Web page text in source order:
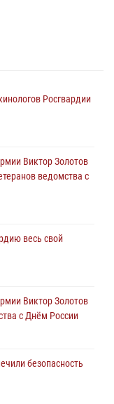
Росгвардии
Виктор Золотов
ведомства с
весь свой
Виктор Золотов
с Днём России
безопасность